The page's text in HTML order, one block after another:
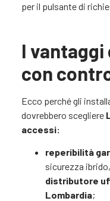
per il pulsante di
I vantaggi
con
Ecco perché gli
dovrebbero scegliere
accessi:
reperibilità
sicurezza
distributore
Lombardia;